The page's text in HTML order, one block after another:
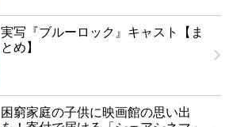
実写『ブルーロック』キャスト【ま
とめ】
困窮家庭の子供に映画館の思い出